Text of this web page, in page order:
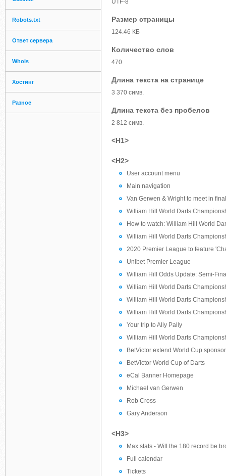
Robots.txt
Ответ сервера
Whois
Хостинг
Разное
UTF-8
Размер страницы
124.46 КБ
Количество слов
470
Длина текста на странице
3 370 симв.
Длина текста без пробелов
2 812 симв.
<H1>
<H2>
User account menu
Main navigation
Van Gerwen & Wright to meet in final
William Hill World Darts
How to watch: William Hill World
William Hill World Darts
2020 Premier League to feature
Unibet Premier League
William Hill Odds Update: Semi-
William Hill World Darts
William Hill World Darts
William Hill World Darts
Your trip to Ally Pally
William Hill World Darts
BetVictor extend World Cup
BetVictor World Cup of Darts
eCal Banner Homepage
Michael van Gerwen
Rob Cross
Gary Anderson
<H3>
Max stats - Will the 180 record be
Full calendar
Tickets